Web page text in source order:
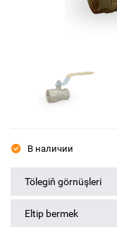
В наличии
Tölegiň görnüşleri
Eltip bermek